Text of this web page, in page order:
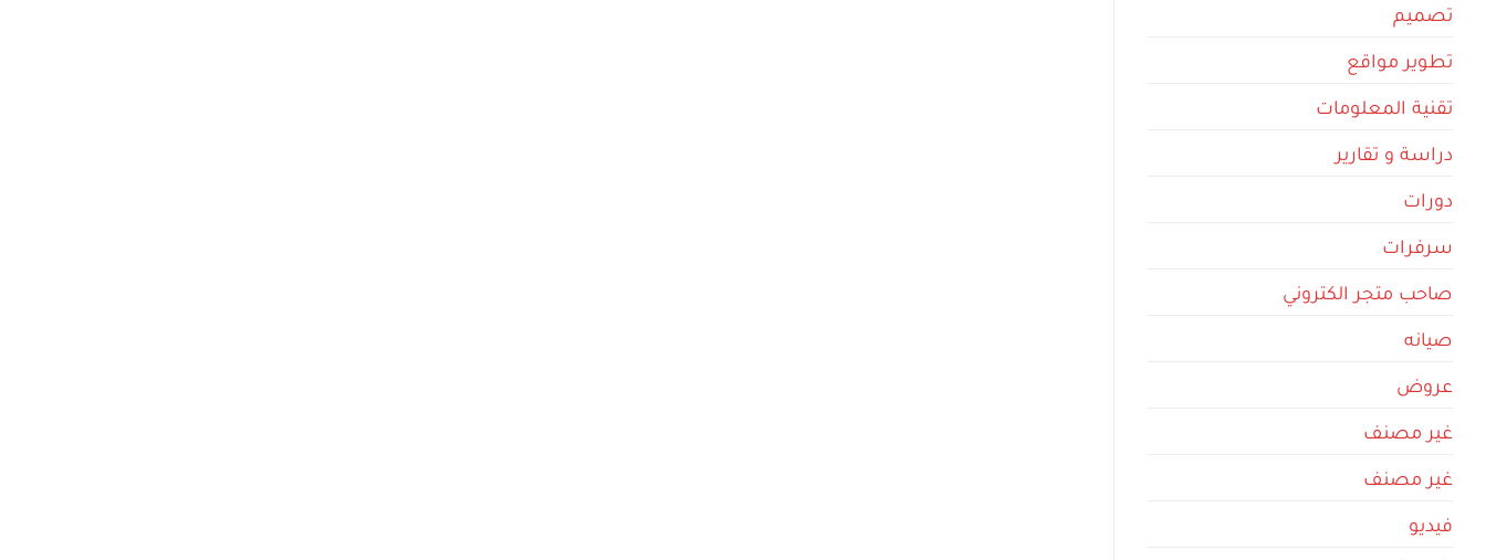
تصميم
تطوير مواقع
تقنية المعلومات
دراسة و تقارير
دورات
سرفرات
صاحب متجر الكتروني
صيانه
عروض
غير مصنف
غير مصنف
فيديو